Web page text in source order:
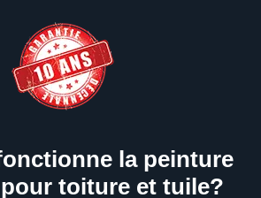
la peinture
toiture et tuile?